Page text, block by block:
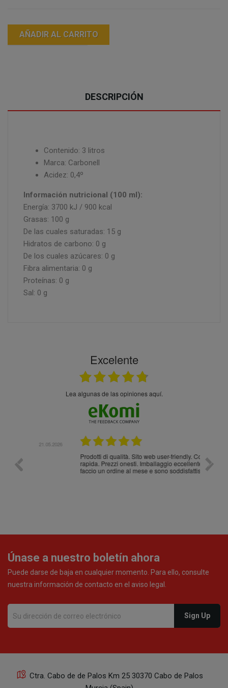
AÑADIR AL CARRITO
DESCRIPCIÓN
Contenido: 3 litros
Marca: Carbonell
Acidez: 0,4º
Información nutricional (100 ml):
Energía: 3700 kJ / 900 kcal
Grasas: 100 g
De las cuales saturadas: 15 g
Hidratos de carbono: 0 g
De los cuales azúcares: 0 g
Fibra alimentaria: 0 g
Proteínas: 0 g
Sal: 0 g
Excelente
Lea algunas de las opiniones aquí.
Prodotti di qualità. Sito web user-friendly. Consegna
rapida. Prezzi onesti. Imballaggio eccellente. Ormai
faccio un ordine al mese e sono soddisfattissimo.
10/10
Únase a nuestro boletín ahora
Puede darse de baja en cualquier momento. Para ello, consulte
nuestra información de contacto en el aviso legal.
Ctra. Cabo de de Palos Km 25 30370 Cabo de Palos